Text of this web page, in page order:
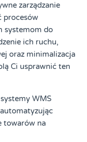
zarządzanie
procesów
systemom do
ich ruchu,
oraz minimalizacja
Ci usprawnić ten
WMS
towarów na